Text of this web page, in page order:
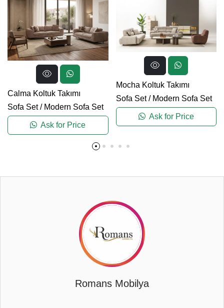
Calma Koltuk Takımı
Sofa Set/ Modern Sofa Set
Ask for Price
Mocha Koltuk Takımı
Sofa Set/ Modern Sofa Set
Ask for Price
Romans Mobilya